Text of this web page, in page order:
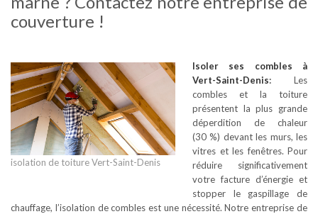
couverture !
isolation de toiture Vert-Saint-Denis
Isoler ses combles à
Vert-Saint-Denis: Les
combles et la toiture
présentent la plus grande
déperdition de chaleur
(30 %) devant les murs, les
vitres et les fenêtres. Pour
réduire significativement
votre facture d’énergie et
stopper le gaspillage de
chauffage, l’isolation de combles est une nécessité. Notre entreprise de